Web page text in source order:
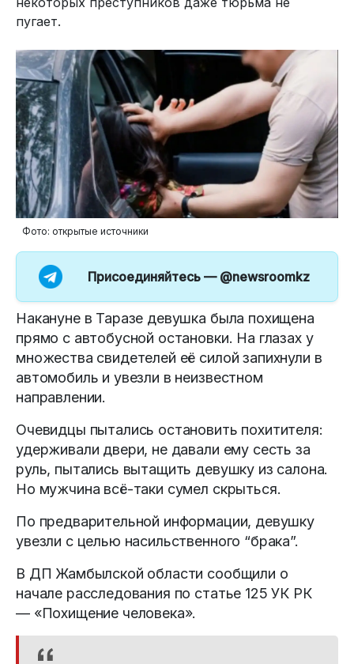
пугает.
Фото: открытые источники
Присоединяйтесь — @newsroomkz
Накануне в Таразе девушка была похищена
прямо с автобусной остановки. На глазах у
множества свидетелей её силой запихнули в
автомобиль и увезли в неизвестном
направлении.
Очевидцы пытались остановить похитителя:
удерживали двери, не давали ему сесть за
руль, пытались вытащить девушку из салона.
Но мужчина всё-таки сумел скрыться.
По предварительной информации, девушку
увезли с целью насильственного “брака”.
В ДП Жамбылской области сообщили о
начале расследования по статье 125 УК РК
— «Похищение человека».